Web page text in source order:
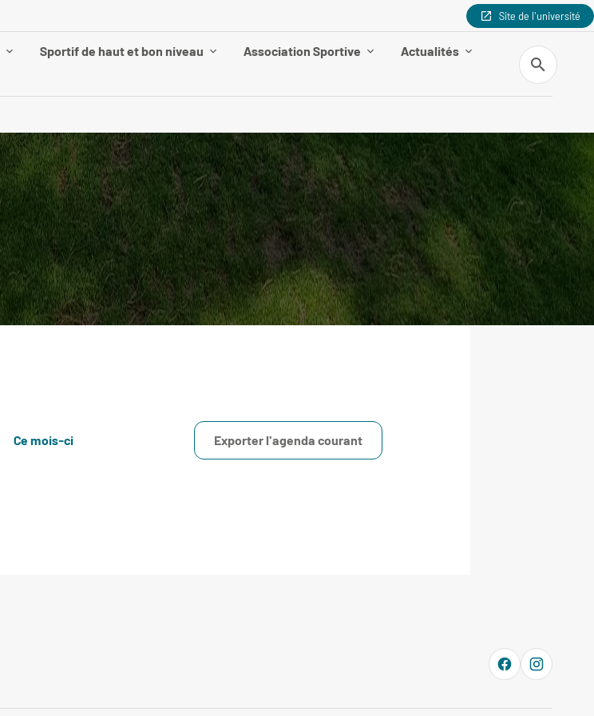
Site de l'université
Sportif de haut et bon niveau Association Sportive
Actualités
Recherche
Ce mois-ci Exporter l'agenda courant